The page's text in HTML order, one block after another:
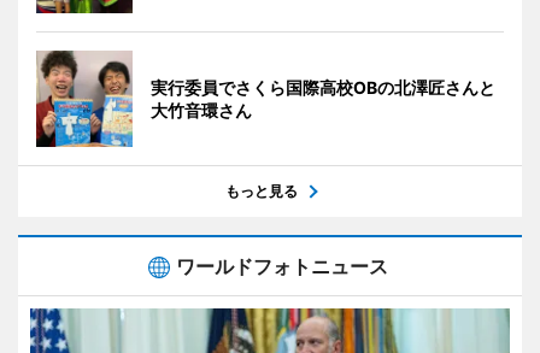
実行委員でさくら国際高校OBの北澤匠さんと
大竹音環さん
もっと見る
ワールドフォトニュース